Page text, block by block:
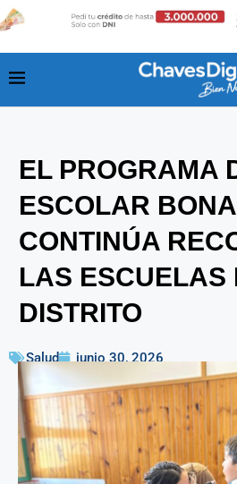
EL PROGRAMA
ESCOLAR
CONTINÚA
LAS ESCUELAS
DISTRITO
Salud junio 30, 2026